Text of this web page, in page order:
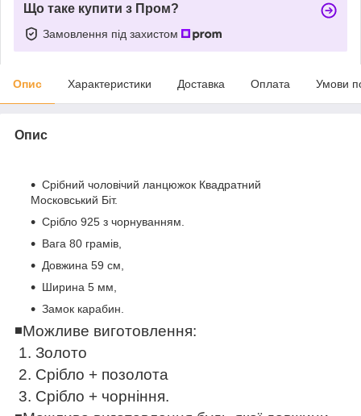
Що таке купити з Пром?
Замовлення під захистом
Опис Характеристики Доставка Оплата Умови
Опис
Срібний чоловічий ланцюжок Квадратний
Московський Біт.
Срібло 925 з чорнуванням.
Вага 80 грамів,
Довжина 59 см,
Ширина 5 мм,
Замок карабин.
◾️Можливе виготовлення:
1. Золото
2. Срібло + позолота
3. Срібло + чорніння.